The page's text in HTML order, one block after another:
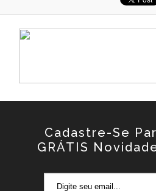
Cadastre-Se
GRÁTIS